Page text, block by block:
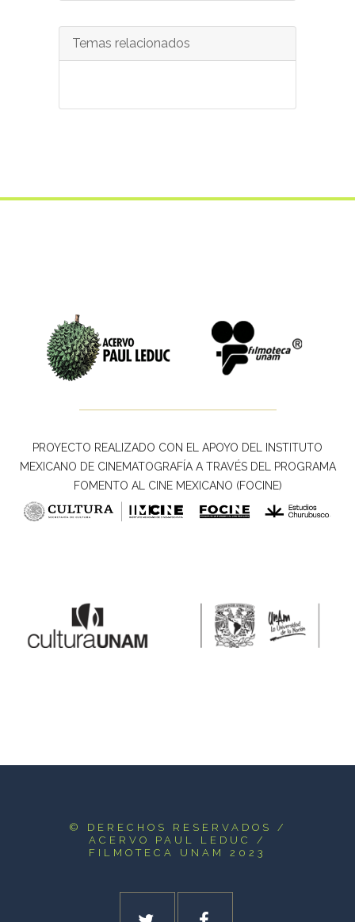
Temas relacionados
PROYECTO REALIZADO CON EL APOYO DEL INSTITUTO
MEXICANO DE CINEMATOGRAFÍA A TRAVÉS DEL PROGRAMA
FOMENTO AL CINE MEXICANO (FOCINE)
© DERECHOS RESERVADOS
/
ACERVO PAUL LEDUC /
FILMOTECA UNAM 2023